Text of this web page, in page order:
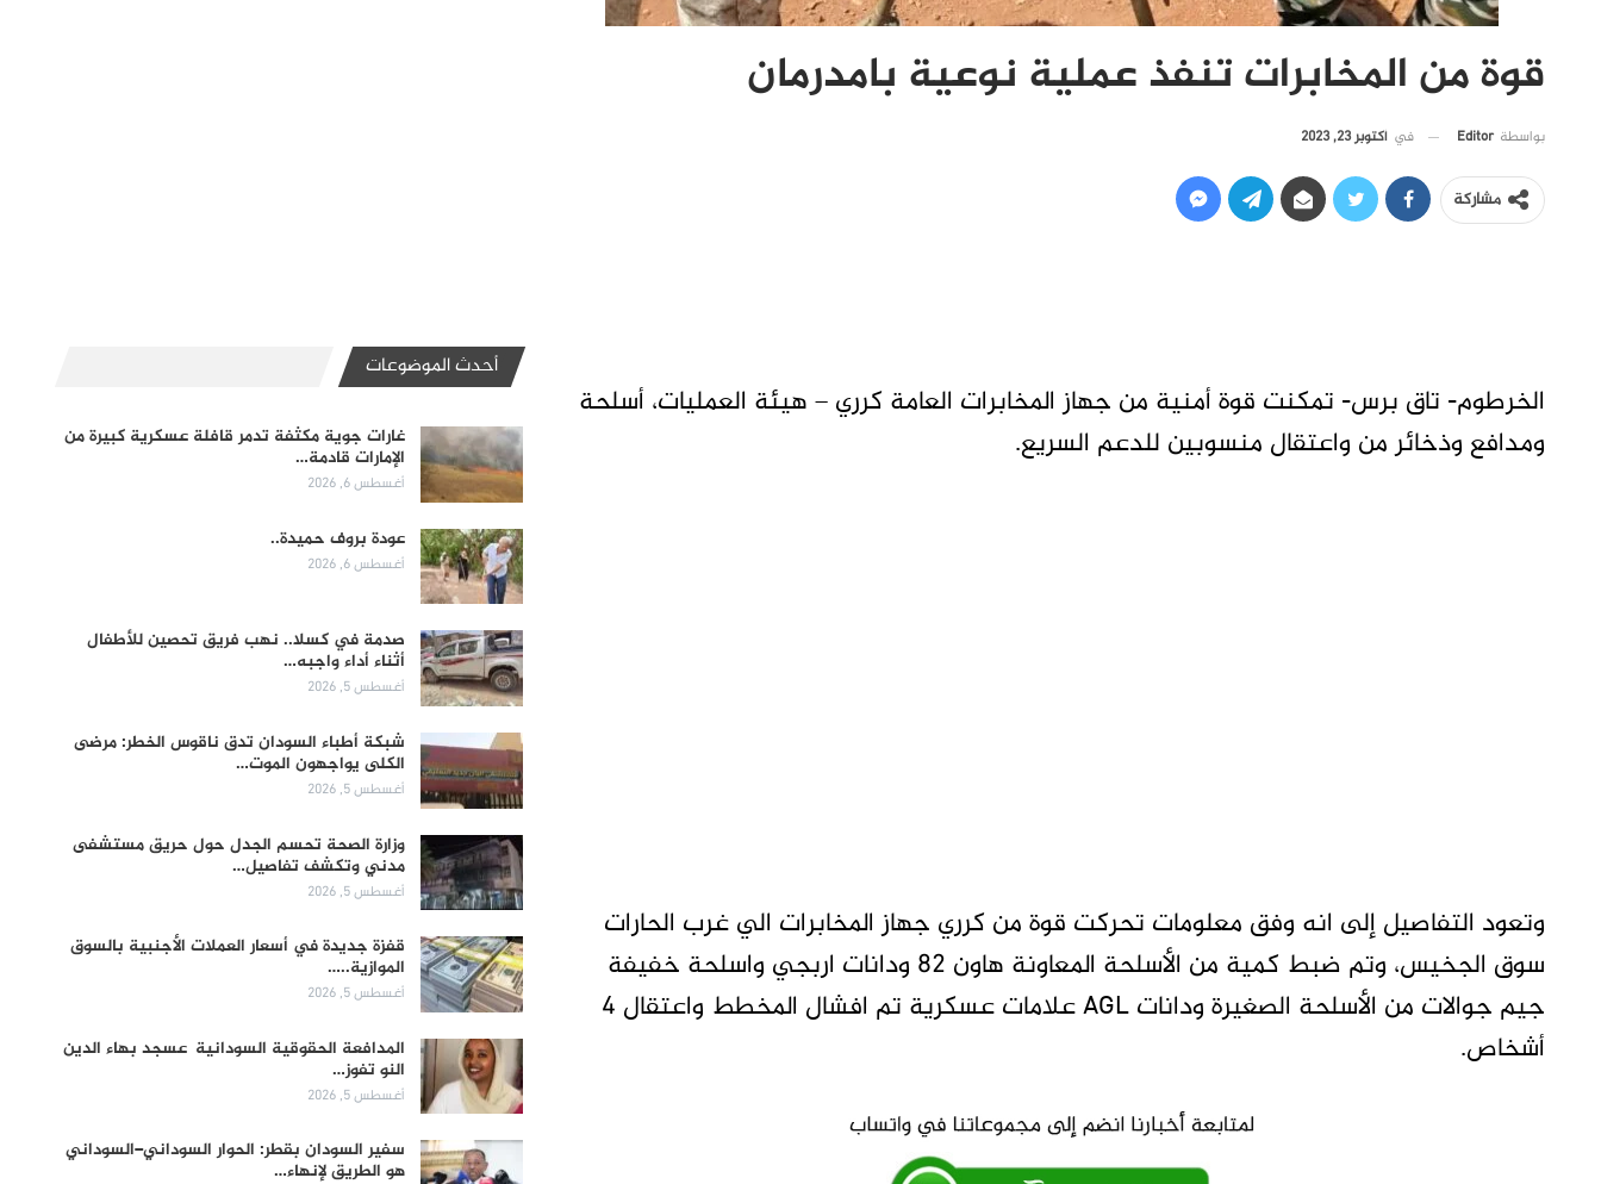
قوة من المخابرات تنفذ عملية نوعية بامدرمان
بواسطة Editor في أكتوبر 23, 2023
مشاركة
الخرطوم- تاق برس- تمكنت قوة أمنية من جهاز المخابرات العامة كرري – هيئة العمليات، أسلحة
ومدافع وذخائر من واعتقال منسوبين للدعم السريع.
وتعود التفاصيل إلى انه وفق معلومات تحركت قوة من كرري جهاز المخابرات الي غرب الحارات
سوق الجخيس، وتم ضبط كمية من الأسلحة المعاونة هاون 82 ودانات اربجي واسلحة خفيفة
جيم جوالات من الأسلحة الصغيرة ودانات AGL علامات عسكرية تم افشال المخطط واعتقال 4
أشخاص.
أحدث الموضوعات
غارات جوية مكثفة تدمر قافلة عسكرية كبيرة من
الإمارات قادمة…
أغسطس 6, 2026
عودة بروف حميدة..
أغسطس 6, 2026
صدمة في كسلا.. نهب فريق تحصين للأطفال
أثناء أداء واجبه…
أغسطس 5, 2026
شبكة أطباء السودان تدق ناقوس الخطر: مرضى
الكلى يواجهون الموت…
أغسطس 5, 2026
وزارة الصحة تحسم الجدل حول حريق مستشفى
مدني وتكشف تفاصيل…
أغسطس 5, 2026
قفزة جديدة في أسعار العملات الأجنبية بالسوق
الموازية..…
أغسطس 5, 2026
المدافعة الحقوقية السودانية عسجد بهاء الدين
النو تفوز…
أغسطس 5, 2026
سفير السودان بقطر: الحوار السوداني–السوداني
هو الطريق لإنهاء…